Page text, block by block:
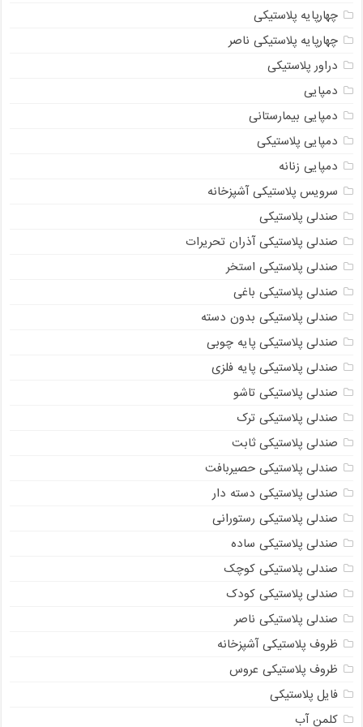
چهارپایه پلاستیکی
چهارپایه پلاستیکی ناصر
دراور پلاستیکی
دمپایی
دمپایی بیمارستانی
دمپایی پلاستیکی
دمپایی زنانه
سرویس پلاستیکی آشپزخانه
صندلی پلاستیکی
صندلی پلاستیکی آذران تحریرات
صندلی پلاستیکی استخر
صندلی پلاستیکی باغی
صندلی پلاستیکی بدون دسته
صندلی پلاستیکی پایه چوبی
صندلی پلاستیکی پایه فلزی
صندلی پلاستیکی تاشو
صندلی پلاستیکی ترک
صندلی پلاستیکی ثابت
صندلی پلاستیکی حصیربافت
صندلی پلاستیکی دسته دار
صندلی پلاستیکی رستورانی
صندلی پلاستیکی ساده
صندلی پلاستیکی کوچک
صندلی پلاستیکی کودک
صندلی پلاستیکی ناصر
ظروف پلاستیکی آشپزخانه
ظروف پلاستیکی عروس
فایل پلاستیکی
کلمن آب